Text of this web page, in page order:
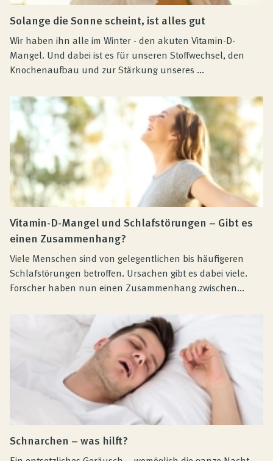
Solange die Sonne scheint, ist alles gut
Wir haben ihn alle im Winter - den akuten Vitamin-D-
Mangel. Und dabei ist es für unseren Stoffwechsel, den
Knochenaufbau und zur Stärkung unseres ...
Vitamin-D-Mangel und Schlafstörungen – Gibt es
einen Zusammenhang?
Viele Menschen sind von gelegentlichen bis häufigeren
Schlafstörungen betroffen. Ursachen gibt es dabei viele.
Forscher haben nun einen Zusammenhang zwischen...
Schnarchen – was hilft?